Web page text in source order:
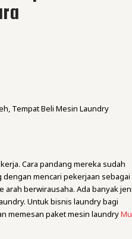
Tempat Beli Mesin Laundry
Cara pandang mereka sudah
mencari pekerjaan sebagai
berwirausaha. Ada banyak
Untuk bisnis laundry bagi
memesan paket mesin laundry